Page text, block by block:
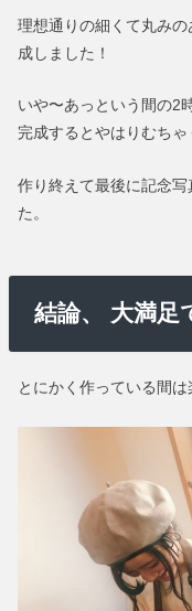
理想通りの細くて丸み
成しました！
いや〜あっという間の2
完成するとやはりむちゃ
作り終えて最後に記念
た。
結論、 大満足
とにかく作っている間は